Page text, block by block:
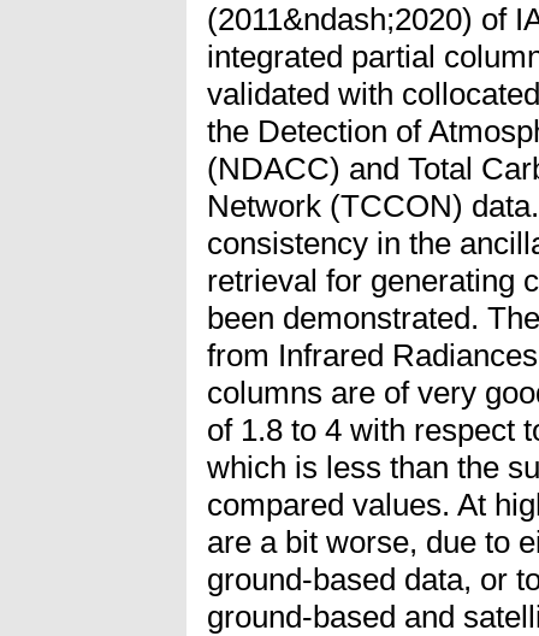
(2011&ndash;2020) of
integrated partial
validated with
the Detection of
(NDACC) and Total
Network (TCCON)
consistency in the
retrieval for generating
been demonstrated.
from Infrared
columns are of very
of 1.8 to 4 with respect
which is less than the
compared values. At
are a bit worse, due to
ground-based data, or
ground-based and